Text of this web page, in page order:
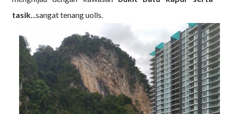
tasik. ..sangat tenang uolls.